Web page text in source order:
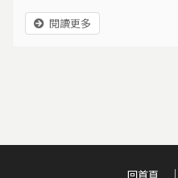
事…
閱讀更多
回首頁